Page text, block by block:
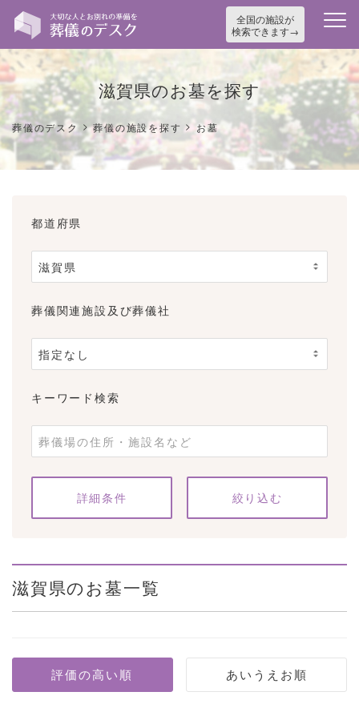
全国の施設が
検索できます
滋賀県のお墓を探す
葬儀のデスク >葬儀の施設を探す > お墓
都道府県
葬儀関連施設及び葬儀社
キーワード検索
条件をクリア
詳細条件
滋賀県のお墓一覧